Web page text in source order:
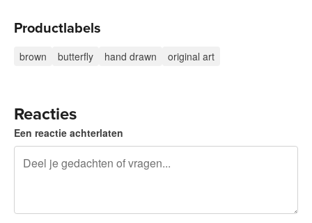
Productlabels
brown butterfly hand drawn original art
Reacties
Een reactie achterlaten